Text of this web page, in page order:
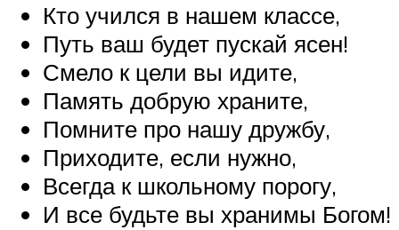
Кто учился в нашем классе,
Путь ваш будет пускай ясен!
Смело к цели вы идите,
Память добрую храните,
Помните про нашу дружбу,
Приходите, если нужно,
Всегда к школьному порогу,
И все будьте вы хранимы Богом!